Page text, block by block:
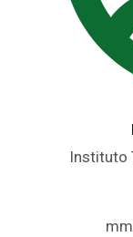
Instituto